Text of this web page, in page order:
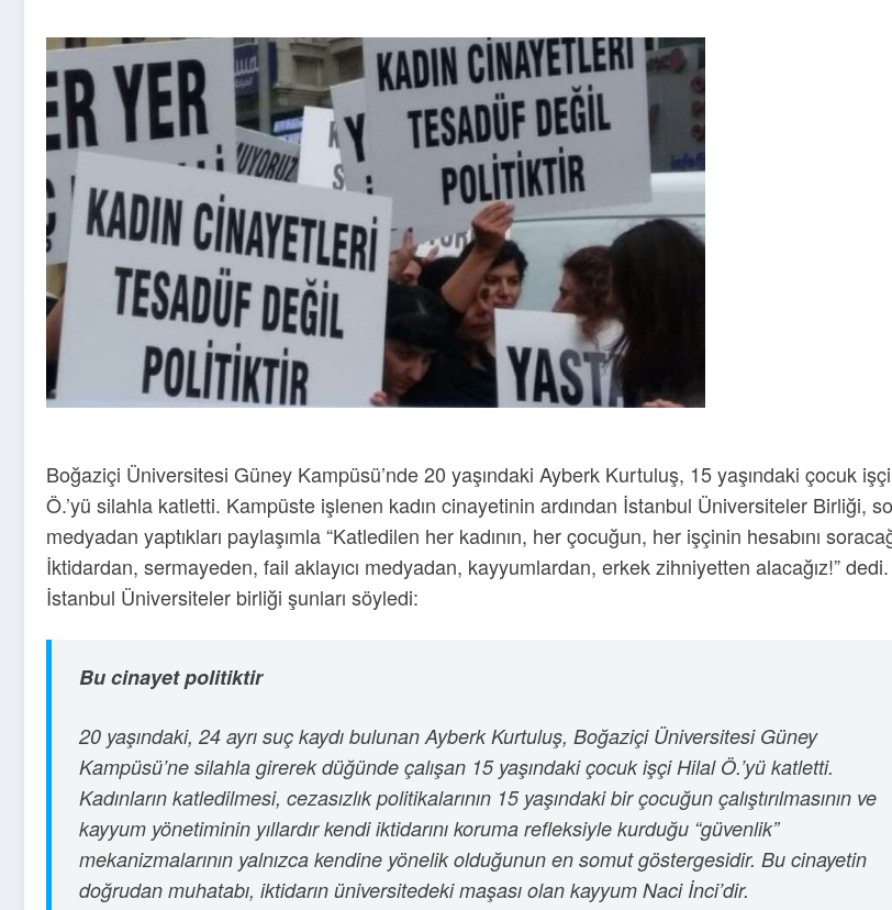
Boğaziçi Üniversitesi Güney Kampüsü’nde 20 yaşındaki Ayberk Kurtuluş, 15 yaşındaki çocuk
Ö.’yü silahla katletti. Kampüste işlenen kadın cinayetinin ardından İstanbul Üniversiteler Birliği,
medyadan yaptıkları paylaşımla “Katledilen her kadının, her çocuğun, her işçinin hesabını
İktidardan, sermayeden, fail aklayıcı medyadan, kayyumlardan, erkek zihniyetten alacağız!” dedi.
İstanbul Üniversiteler birliği şunları söyledi:
Bu cinayet politiktir
20 yaşındaki, 24 ayrı suç kaydı bulunan Ayberk Kurtuluş, Boğaziçi Üniversitesi Güney
Kampüsü’ne silahla girerek düğünde çalışan 15 yaşındaki çocuk işçi Hilal Ö.’yü katletti.
Kadınların katledilmesi, cezasızlık politikalarının 15 yaşındaki bir çocuğun çalıştırılmasının ve
kayyum yönetiminin yıllardır kendi iktidarını koruma refleksiyle kurduğu “güvenlik”
mekanizmalarının yalnızca kendine yönelik olduğunun en somut göstergesidir. Bu cinayetin
doğrudan muhatabı, iktidarın üniversitedeki maşası olan kayyum Naci İnci’dir.